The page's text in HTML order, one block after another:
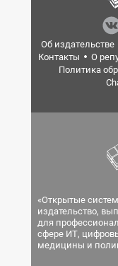
Об издательстве
Контакты
О
Политика
«Открытые
издательство,
для
сфере ИТ,
медицины и